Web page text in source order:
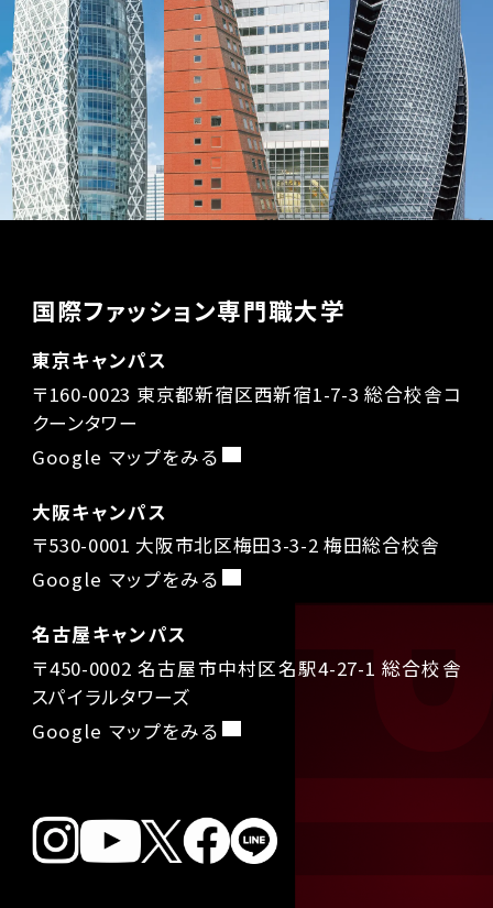
国際ファッション専門職大学
東京キャンパス
〒160-0023 東京都新宿区西新宿1-7-3 総合校舎コ
クーンタワー
Google マップをみる
大阪キャンパス
〒530-0001 大阪市北区梅田3-3-2 梅田総合校舎
Google マップをみる
名古屋キャンパス
〒450-0002 名古屋市中村区名駅4-27-1 総合校舎
スパイラルタワーズ
Google マップをみる